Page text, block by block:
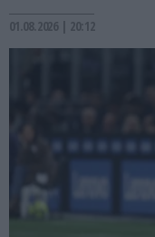
01.08.2026 | 20:12